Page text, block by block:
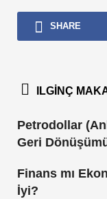
SHARE
ILGINÇ
Petrodollar
Geri
Finans mı
İyi?